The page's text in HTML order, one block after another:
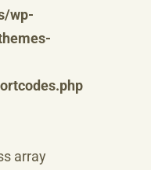
wp-
array